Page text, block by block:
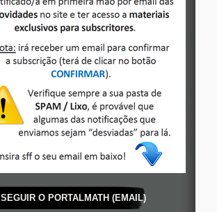
SEGUIR O PORTALMATH (EMAIL)